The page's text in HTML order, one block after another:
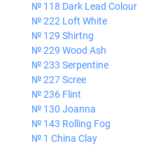
№ 118 Dark Lead Colour
№ 222 Loft White
№ 129 Shirtng
№ 229 Wood Ash
№ 233 Serpentine
№ 227 Scree
№ 236 Flint
№ 130 Joanna
№ 143 Rolling Fog
№ 1 China Clay